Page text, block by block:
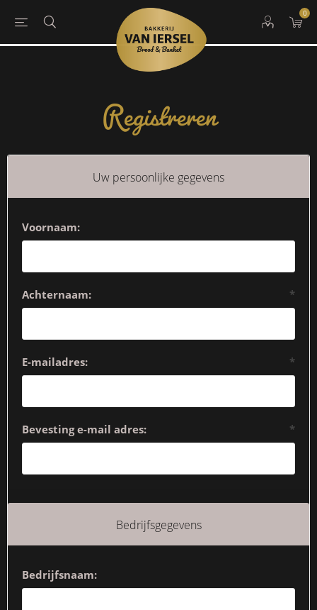
0
Registreren
Uw persoonlijke gegevens
Voornaam:
Achternaam: *
E-mailadres: *
Bevesting e-mail adres: *
Bedrijfsgegevens
Bedrijfsnaam: